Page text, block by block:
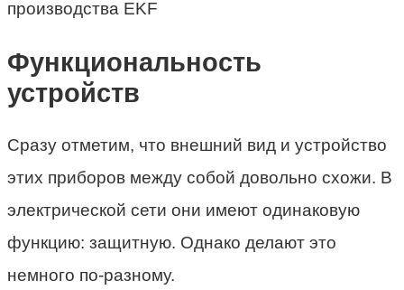
производства EKF
Функциональность
устройств
Сразу отметим, что внешний вид и устройство
этих приборов между собой довольно схожи. В
электрической сети они имеют одинаковую
функцию: защитную. Однако делают это
немного по-разному.